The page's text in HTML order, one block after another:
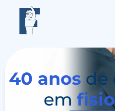
40 anos de
em